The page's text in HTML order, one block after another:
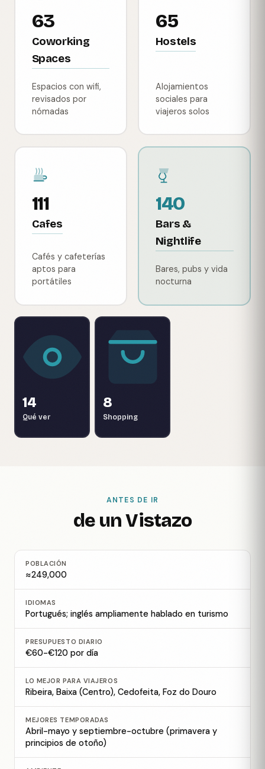
63
Coworking
Spaces
Espacios con wifi,
revisados por
nómadas
65
Hostels
Alojamientos
sociales para
viajeros solos
111
Cafes
Cafés y cafeterías
aptos para
portátiles
140
Bars &
Nightlife
Bares, pubs y vida
nocturna
14
Qué ver
8
Shopping
ANTES DE IR
de un Vistazo
POBLACIÓN
≈249,000
IDIOMAS
Portugués; inglés ampliamente hablado en turismo
PRESUPUESTO DIARIO
€60-€120 por día
LO MEJOR PARA VIAJEROS
Ribeira, Baixa (Centro), Cedofeita, Foz do Douro
MEJORES TEMPORADAS
Abril-mayo y septiembre-octubre (primavera y
principios de otoño)